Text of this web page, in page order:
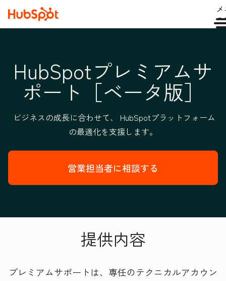
HubSpotプレミアムサ
ポート［ベータ版］
ビジネスの成長に合わせて、 HubSpotプラットフォーム
の最適化を支援します。
営業担当者に相談する
提供内容
プレミアムサポートは、専任のテクニカルアカウン